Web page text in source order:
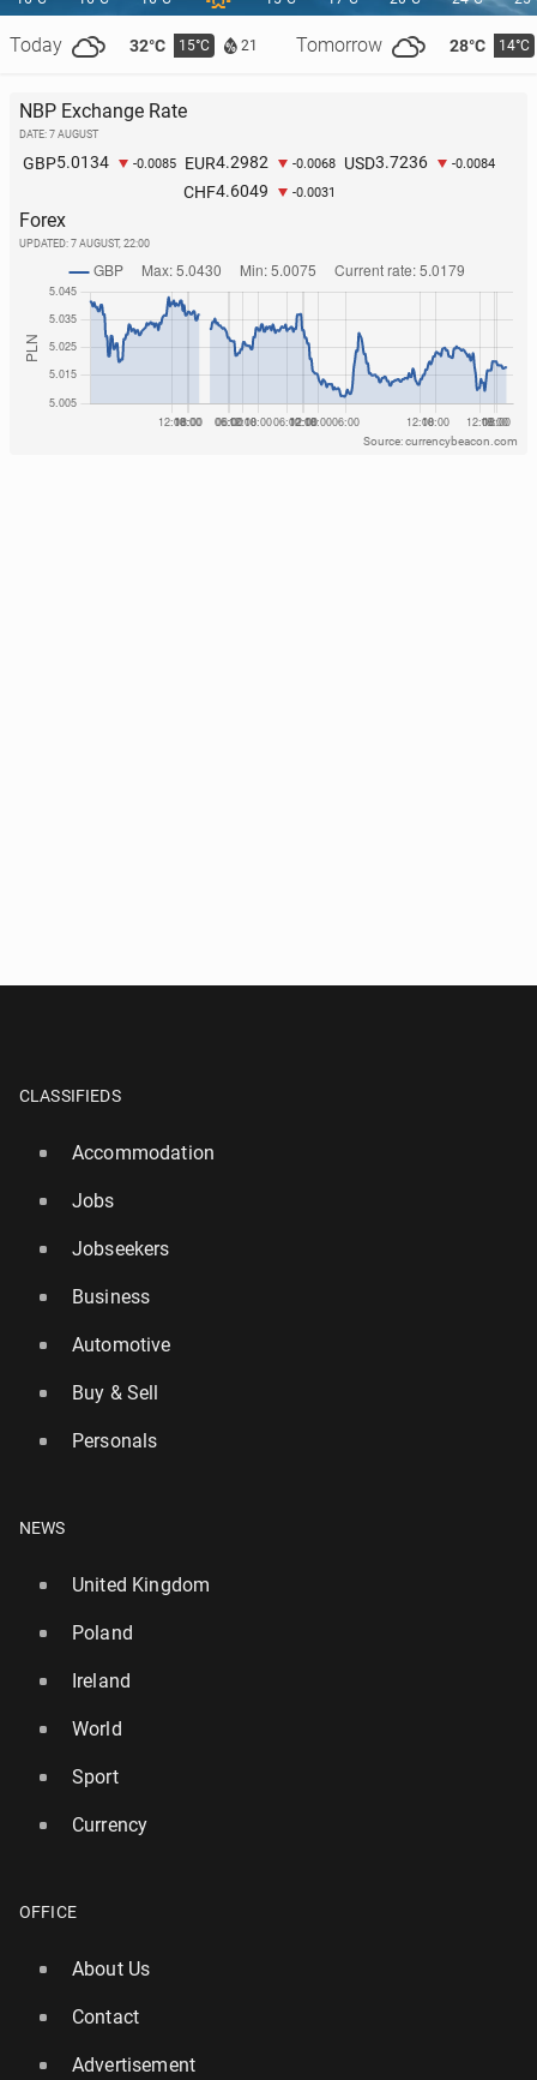
Today 32°C 15°C 21 Tomorrow 28°C 14°C
NBP Exchange Rate
DATE: 7 AUGUST
GBP5.0134 -0.0085 EUR4.2982 -0.0068 USD3.7236 -0.0084
CHF4.6049 -0.0031
Forex
UPDATED: 7 AUGUST, 22:00
Source: currencybeacon.com
CLASSIFIEDS
Accommodation
Jobs
Jobseekers
Business
Automotive
Buy & Sell
Personals
NEWS
United Kingdom
Poland
Ireland
World
Sport
Currency
OFFICE
About Us
Contact
Advertisement